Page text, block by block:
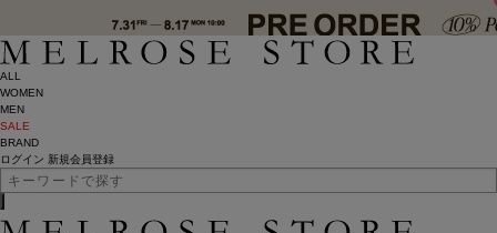
ALL
WOMEN
MEN
SALE
BRAND
ログイン 新規会員登録